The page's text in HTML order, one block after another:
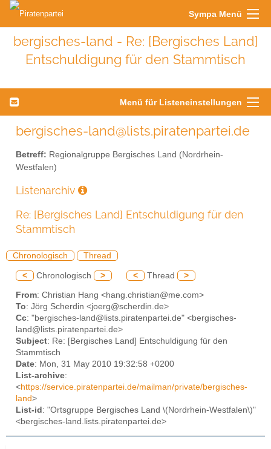
Sympa Menü
bergisches-land - Re: [Bergisches Land]
Entschuldigung für den Stammtisch
Menü für Listeneinstellungen
bergisches-land@lists.piratenpartei.de
Betreff: Regionalgruppe Bergisches Land (Nordrhein-
Westfalen)
Listenarchiv
Re: [Bergisches Land] Entschuldigung für den
Stammtisch
Chronologisch Thread
< Chronologisch > < Thread >
From: Christian Hang <hang.christian@me.com>
To: Jörg Scherdin <joerg@scherdin.de>
Cc: "bergisches-land@lists.piratenpartei.de" <bergisches-
land@lists.piratenpartei.de>
Subject: Re: [Bergisches Land] Entschuldigung für den
Stammtisch
Date: Mon, 31 May 2010 19:32:58 +0200
List-archive:
<https://service.piratenpartei.de/mailman/private/bergisches-
land>
List-id : "Ortsgruppe Bergisches Land \(Nordrhein-Westfalen\)"
<bergisches-land.lists.piratenpartei.de>